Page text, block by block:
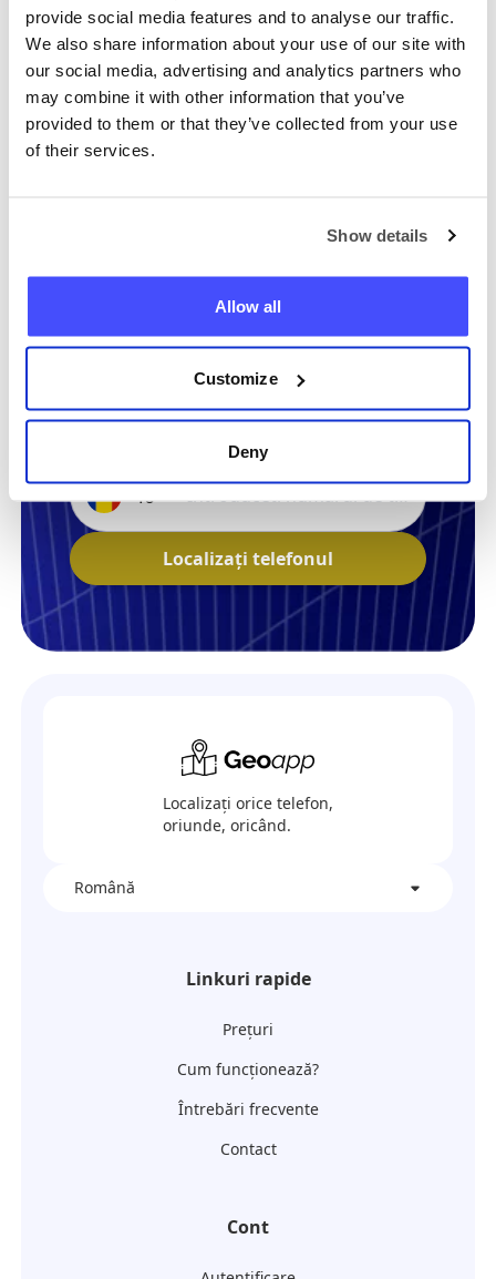
provide social media features and to analyse our traffic.
We also share information about your use of our site with
our social media, advertising and analytics partners who
may combine it with other information that you’ve
provided to them or that they’ve collected from your use
of their services.
Show details
Allow all
Customize
Deny
Cum pot să anulez abonamentul
meu?
întrebați-ne orice.
Ia legătura
Localizează orice telefon acum
+40
Localizați telefonul
Localizați orice telefon,
oriunde, oricând.
Română
Linkuri rapide
Prețuri
Cum funcționează?
Întrebări frecvente
Contact
Cont